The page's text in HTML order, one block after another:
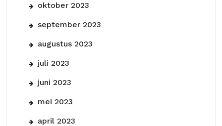
oktober 2023
september 2023
augustus 2023
juli 2023
juni 2023
mei 2023
april 2023